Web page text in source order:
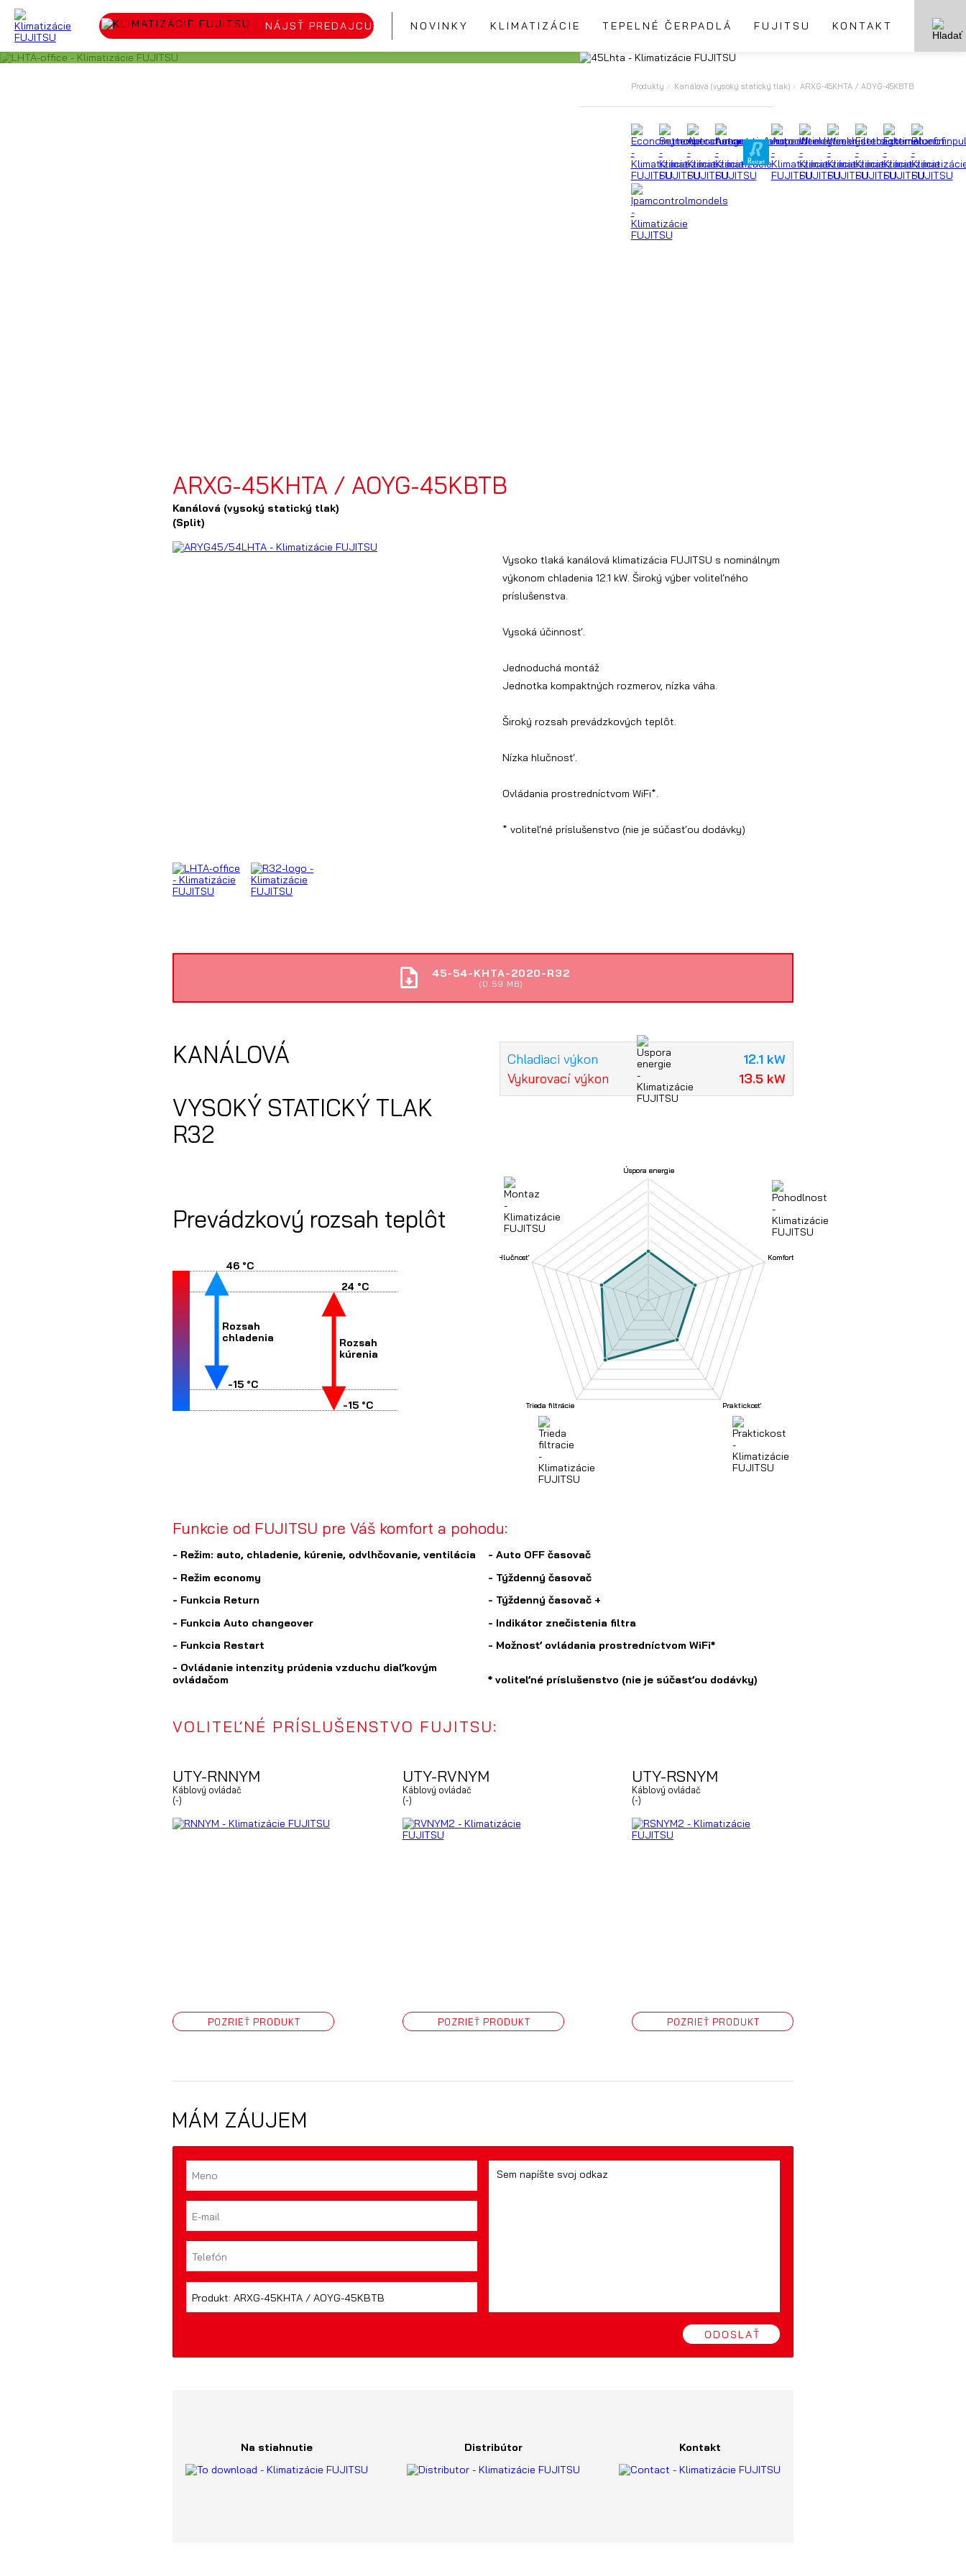
NÁJSŤ PREDAJCU NOVINKY KLIMATIZÁCIE TEPELNÉ ČERPADLÁ FUJITSU KONTAKT
Produkty Kanálová (vysoký statický tlak) ARXG-45KHTA / AOYG-45KBTB
ARXG-45KHTA / AOYG-45KBTB
Kanálová (vysoký statický tlak)
(Split)
Vysoko tlaká kanálová klimatizácia FUJITSU s nominálnym
výkonom chladenia 12.1 kW. Široký výber voliteľného
príslušenstva.
Vysoká účinnosť.
Jednoduchá montáž
Jednotka kompaktných rozmerov, nízka váha.
Široký rozsah prevádzkových teplôt.
Nízka hlučnosť.
Ovládania prostredníctvom WiFi*.
* voliteľné príslušenstvo (nie je súčasťou dodávky)
45-54-KHTA-2020-R32
(0.59 MB)
KANÁLOVÁ
VYSOKÝ STATICKÝ TLAK
R32
Prevádzkový rozsah teplôt
Rozsah
chladenia
Rozsah
kúrenia
46 °C
24 °C
-15 °C
-15 °C
Chladiaci výkon
12.1 kW
Vykurovací výkon
13.5 kW
Funkcie od FUJITSU pre Váš komfort a pohodu:
- Režim: auto, chladenie, kúrenie, odvlhčovanie, ventilácia
- Režim economy
- Funkcia Return
- Funkcia Auto changeover
- Funkcia Restart
- Ovládanie intenzity prúdenia vzduchu diaľkovým
ovládačom
- Auto OFF časovač
- Týždenný časovač
- Týždenný časovač +
- Indikátor znečistenia filtra
- Možnosť ovládania prostredníctvom WiFi*
* voliteľné príslušenstvo (nie je súčasťou dodávky)
VOLITEĽNÉ PRÍSLUŠENSTVO FUJITSU:
UTY-RNNYM
Káblový ovládač
(-)
POZRIEŤ PRODUKT
UTY-RVNYM
Káblový ovládač
(-)
POZRIEŤ PRODUKT
UTY-RSNYM
Káblový ovládač
(-)
POZRIEŤ PRODUKT
MÁM ZÁUJEM
ODOSLAŤ
Na stiahnutie Distribútor Kontakt